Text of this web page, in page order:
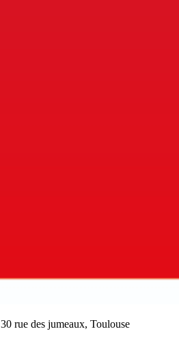
rue des jumeaux, Toulouse